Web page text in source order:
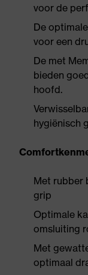
voor de
De
voor een
De met
bieden
hoofd.
hygiënisch
Met rubber
grip
Optimale
omsluiting
Met
optimaal